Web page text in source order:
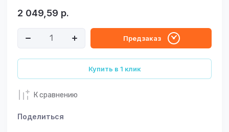
2 049,59 р.
Предзаказ
Купить в 1 клик
К сравнению
Поделиться